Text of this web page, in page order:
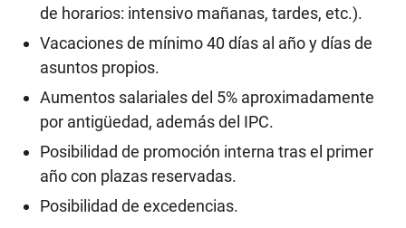
de horarios: intensivo mañanas, tardes, etc.).
Vacaciones de mínimo 40 días al año y días de
asuntos propios.
Aumentos salariales del 5% aproximadamente
por antigüedad, además del IPC.
Posibilidad de promoción interna tras el primer
año con plazas reservadas.
Posibilidad de excedencias.